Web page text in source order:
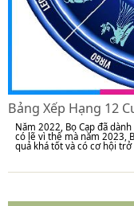
Bảng Xếp Hạng 12
Năm 2022, Bọ Cạp đã
có lẽ vì thế mà năm 2023,
quả khá tốt và có cơ hội